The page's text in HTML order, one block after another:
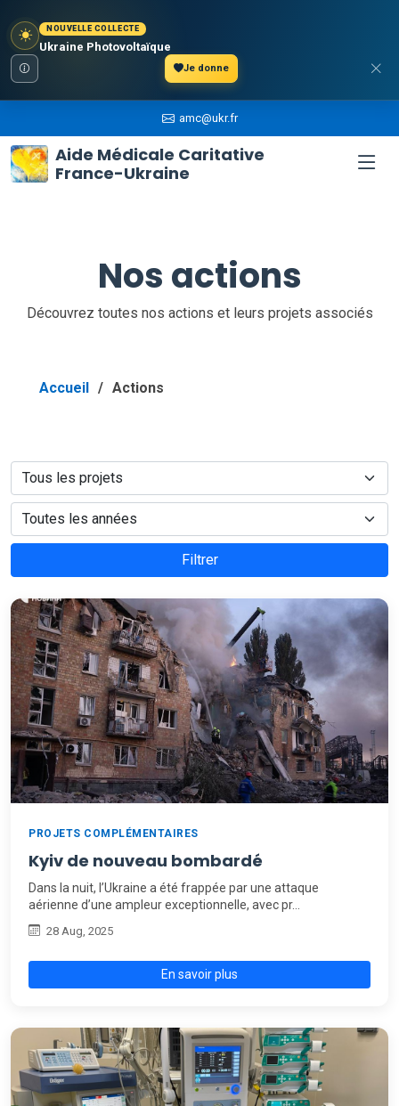
NOUVELLE COLLECTE
Ukraine Photovoltaïque
Je donne
amc@ukr.fr
Aide Médicale Caritative
France-Ukraine
Nos actions
Découvrez toutes nos actions et leurs projets associés
Accueil Actions
Filtrer
PROJETS COMPLÉMENTAIRES
Kyiv de nouveau bombardé
Dans la nuit, l’Ukraine a été frappée par une attaque
aérienne d’une ampleur exceptionnelle, avec pr…
28 Aug, 2025
En savoir plus